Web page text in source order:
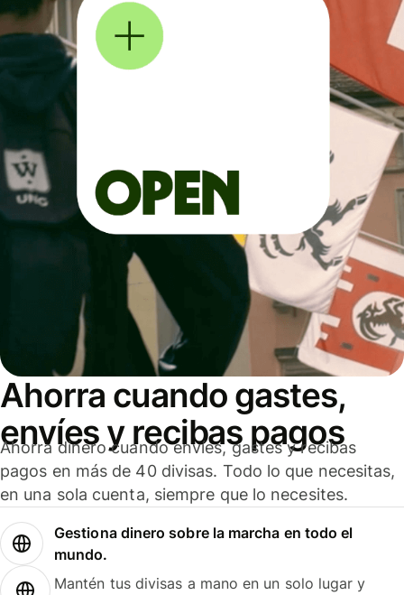
Ahorra cuando gastes,
envíes y recibas pagos
Ahorra dinero cuando envíes, gastes y recibas
pagos en más de 40 divisas. Todo lo que necesitas,
en una sola cuenta, siempre que lo necesites.
Gestiona dinero sobre la marcha en todo el
mundo.
Mantén tus divisas a mano en un solo lugar y